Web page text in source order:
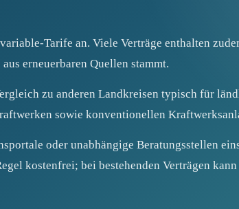
an. Viele Verträge enthalten
erneuerbaren Quellen stammt.
zu anderen Landkreisen typisch für
sowie konventionellen
oder unabhängige Beratungsstellen
kostenfrei; bei bestehenden Verträgen